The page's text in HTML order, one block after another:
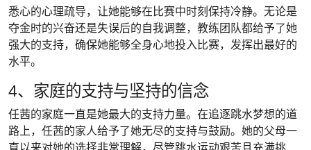
悉心的心理疏导，让她能够在比赛中时刻保持冷静。无论是
夺金时的兴奋还是失误后的自我调整，教练团队都给予了她
强大的支持，确保她能够全身心地投入比赛，发挥出最好的
水平。
4、家庭的支持与坚持的信念
任茜的家庭一直是她最大的支持力量。在追逐跳水梦想的道
路上，任茜的家人给予了她无尽的支持与鼓励。她的父母一